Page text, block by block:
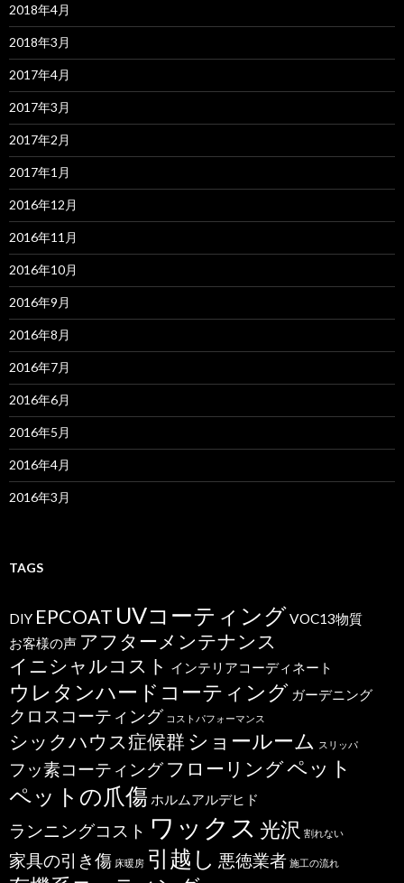
2018年4月
2018年3月
2017年4月
2017年3月
2017年2月
2017年1月
2016年12月
2016年11月
2016年10月
2016年9月
2016年8月
2016年7月
2016年6月
2016年5月
2016年4月
2016年3月
TAGS
DIY EPCOAT UVコーティングVOC13物質
お客様の声 アフターメンテナンス
イニシャルコスト インテリアコーディネート
ウレタンハードコーティング ガーデニング
クロスコーティング コストパフォーマンス
シックハウス症候群 ショールーム スリッパ
フッ素コーティング フローリングペット
ペットの爪傷 ホルムアルデヒド
ランニングコスト ワックス 光沢 割れない
家具の引き傷 床暖房 引越し 悪徳業者 施工の流れ